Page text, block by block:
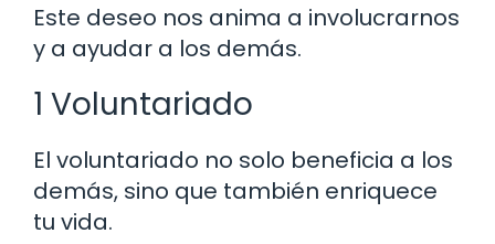
Este deseo nos anima a involucrarnos
y a ayudar a los demás.
1 Voluntariado
El voluntariado no solo beneficia a los
demás, sino que también enriquece
tu vida.